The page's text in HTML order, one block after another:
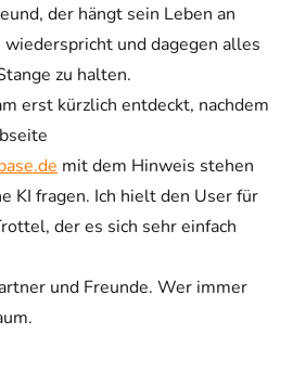
der hängt sein Leben an
und dagegen alles
zu halten.
erst kürzlich entdeckt, nachdem
mit dem Hinweis stehen
KI fragen. Ich hielt den User für
der es sich sehr einfach
und Freunde. Wer immer